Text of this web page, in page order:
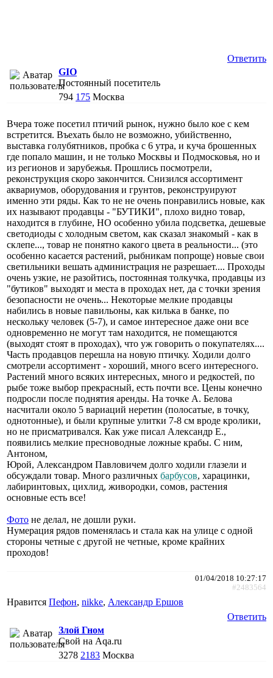
Ответить
GIO
Постоянный посетитель
794 175 Москва
Вчера тоже посетил птичий рынок, нужно было кое с кем
встретится. Въехать было не возможно, убийственно,
выставка голубятников, пробка с 6 утра, и куча брошенных
где попало машин, и не только Москвы и Подмосковья, но и
из регионов и зарубежья. Прошлись посмотрели,
реконструкция скоро закончится. Снизился ассортимент
аквариумов, оборудования и грунтов, реконструируют
именно эти ряды. Как то не не очень понравились новые, как
их называют продавцы - "БУТИКИ", плохо видно товар,
находится в глубине, НО особенно убила подсветка, дешевые
светодиоды с холодным светом, как сказал знакомый - как в
склепе..., товар не понятно какого цвета в реальности... (это
особенно касается растений, рыбникам попроще) новые свои
светильники вешать администрация не разрешает.... Проходы
очень узкие, не разойтись, постоянная толкучка, продавцы из
"бутиков" выходят и места в проходах нет, да с точки зрения
безопасности не очень... Некоторые мелкие продавцы
набились в новые павильоны, как килька в банке, по
нескольку человек (5-7), и самое интересное даже они все
одновременно не могут там находится, не помещаются
(выходят стоят в проходах), что уж говорить о покупателях....
Часть продавцов перешла на новую птичку. Ходили долго
смотрели ассортимент - хороший, много всего интересного.
Растений много всяких интересных, много и редкостей, по
рыбе тоже выбор прекрасный, есть почти все. Цены конечно
подросли после поднятия аренды. На точке А. Белова
насчитали около 5 вариаций неретин (полосатые, в точку,
однотонные), и были крупные улитки 7-8 см вроде кролики,
но не присматривался. Как уже писал Александр Е.,
появились мелкие пресноводные ложные крабы. С ним,
Антоном,
Юрой, Александром Павловичем долго ходили глазели и
обсуждали товар. Много различных барбусов, харацинки,
лабиринтовых, цихлид, живородки, сомов, растения
основные есть все!
Фото не делал, не дошли руки.
Нумерация рядов поменялась и стала как на улице с одной
стороны четные с другой не четные, кроме крайних
проходов!
01/04/2018 10:27:17
#2483564
Нравится Пефон, nikke, Александр Ершов
Ответить
Злой Гном
Свой на Aqa.ru
3278 2183 Москва